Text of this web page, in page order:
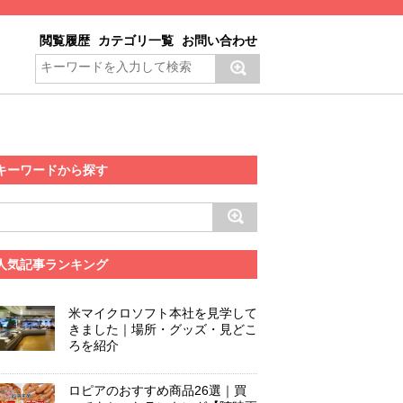
閲覧履歴 カテゴリ一覧 お問い合わせ
ーワードから探す
気記事ランキング
米マイクロソフト本社を見学して
きました｜場所・グッズ・見どこ
ろを紹介
ロピアのおすすめ商品26選｜買